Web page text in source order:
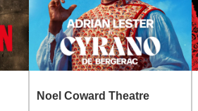
Noel Coward Theatre